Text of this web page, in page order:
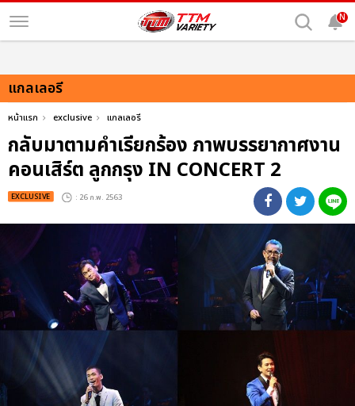
N
แกลเลอรี
หน้าแรก exclusive แกลเลอรี
กลับมาตามคำเรียกร้อง ภาพบรรยากาศงาน
คอนเสิร์ต ลูกกรุง IN CONCERT 2
EXCLUSIVE : 26 ก.พ. 2563